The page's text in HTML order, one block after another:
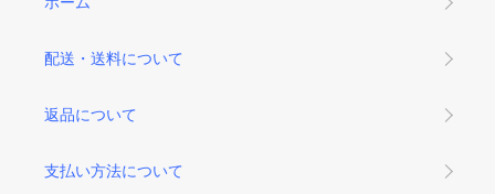
配送・送料について
返品について
支払い方法について